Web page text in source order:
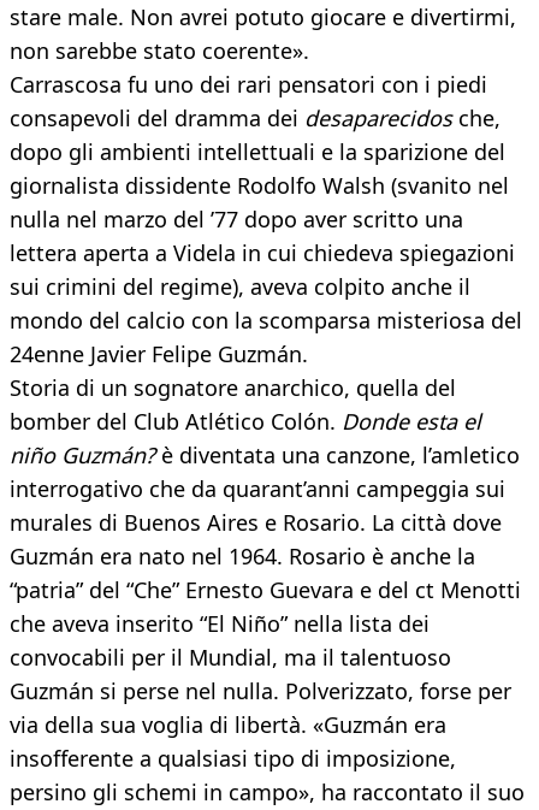
stare male. Non avrei potuto giocare e divertirmi,
non sarebbe stato coerente».
Carrascosa fu uno dei rari pensatori con i piedi
consapevoli del dramma dei desaparecidosche,
dopo gli ambienti intellettuali e la sparizione del
giornalista dissidente Rodolfo Walsh (svanito nel
nulla nel marzo del ’77 dopo aver scritto una
lettera aperta a Videla in cui chiedeva spiegazioni
sui crimini del regime), aveva colpito anche il
mondo del calcio con la scomparsa misteriosa del
24enne Javier Felipe Guzmán.
Storia di un sognatore anarchico, quella del
bomber del Club Atlético Colón. Donde esta el
niño Guzmán?è diventata una canzone, l’amletico
interrogativo che da quarant’anni campeggia sui
murales di Buenos Aires e Rosario. La città dove
Guzmán era nato nel 1964. Rosario è anche la
“patria” del “Che” Ernesto Guevara e del ct Menotti
che aveva inserito “El Niño” nella lista dei
convocabili per il Mundial, ma il talentuoso
Guzmán si perse nel nulla. Polverizzato, forse per
via della sua voglia di libertà. «Guzmán era
insofferente a qualsiasi tipo di imposizione,
persino gli schemi in campo», ha raccontato il suo